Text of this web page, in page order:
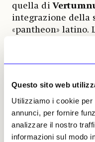
Questo sito web
Utilizziamo i cookie
annunci, per fornire
analizzare il nostro
informazioni sul modo
quella di
integrazione della
«pantheon» latino.
trasmessaci
essere
dall’etrusco
Per comprendere
Voltumna occorre
saggio degli anni
dell’etruscologo